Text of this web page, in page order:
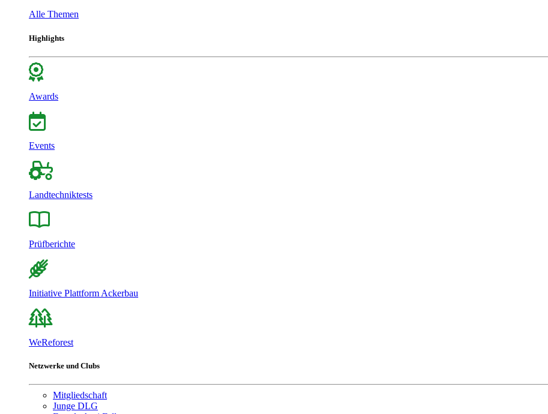
Alle Themen
Highlights
Awards
Events
Landtechniktests
Prüfberichte
Initiative Plattform Ackerbau
WeReforest
Netzwerke und Clubs
Mitgliedschaft
Junge DLG